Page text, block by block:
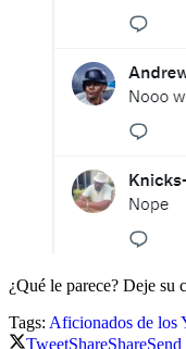
¿Qué le parece? Deje su
Tags: Aficionados de los
TweetShareShareSend